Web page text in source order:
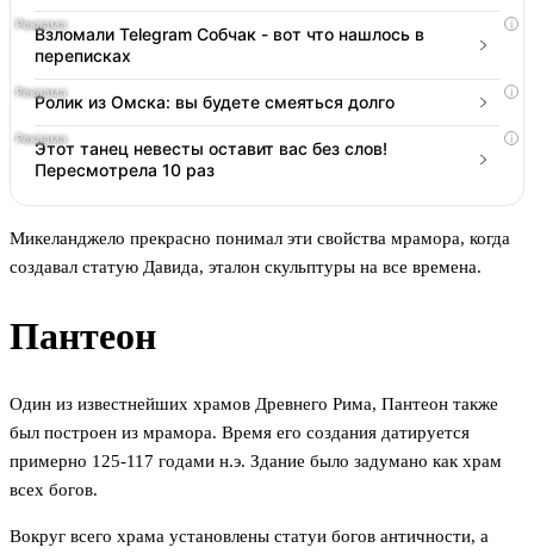
i
Взломали Telegram Собчак - вот что нашлось в
переписках
i
Ролик из Омска: вы будете смеяться долго
i
Этот танец невесты оставит вас без слов!
Пересмотрела 10 раз
Микеланджело прекрасно понимал эти свойства мрамора, когда
создавал статую Давида, эталон скульптуры на все времена.
Пантеон
Один из известнейших храмов Древнего Рима, Пантеон также
был построен из мрамора. Время его создания датируется
примерно 125-117 годами н.э. Здание было задумано как храм
всех богов.
Вокруг всего храма установлены статуи богов античности, а